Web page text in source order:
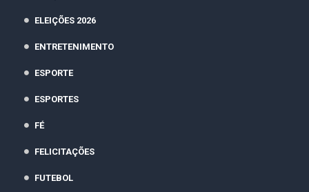
ELEIÇÕES 2026
ENTRETENIMENTO
ESPORTE
ESPORTES
FÉ
FELICITAÇÕES
FUTEBOL